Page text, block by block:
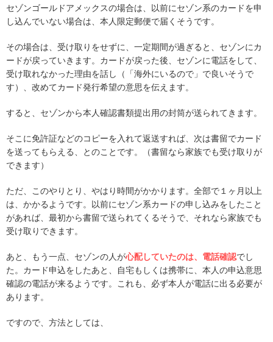
セゾンゴールドアメックスの場合は、以前にセゾン系のカードを申
し込んでいない場合は、本人限定郵便で届くそうです。
その場合は、受け取りをせずに、一定期間が過ぎると、セゾンにカ
ードが戻っていきます。カードが戻った後、セゾンに電話をして、
受け取れなかった理由を話し（「海外にいるので」で良いそうで
す）、改めてカード発行希望の意思を伝えます。
すると、セゾンから本人確認書類提出用の封筒が送られてきます。
そこに免許証などのコピーを入れて返送すれば、次は書留でカード
を送ってもらえる、とのことです。（書留なら家族でも受け取りが
できます）
ただ、このやりとり、やはり時間がかかります。全部で１ヶ月以上
は、かかるようです。以前にセゾン系カードの申し込みをしたこと
があれば、最初から書留で送られてくるそうで、それなら家族でも
受け取りできます。
あと、もう一点、セゾンの人が心配していたのは、電話確認でし
た。カード申込をしたあと、自宅もしくは携帯に、本人の申込意思
確認の電話が来るようです。これも、必ず本人が電話に出る必要が
あります。
ですので、方法としては、